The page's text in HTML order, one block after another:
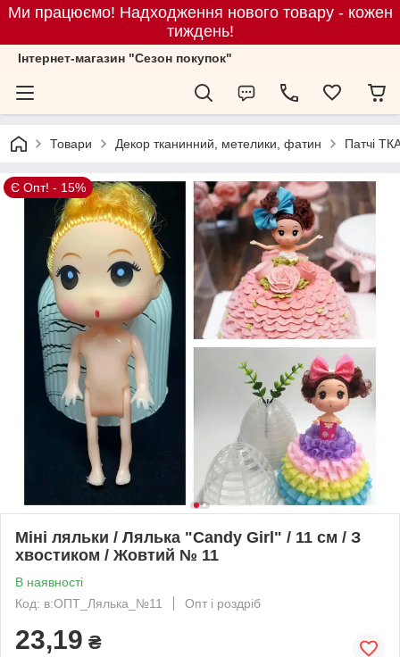
Ми працюємо! Надходження нового товару - кожен
тиждень!
Iнтернет-магазин "Сезон покупок"
Товари Декор тканинний, метелики, фатин Патчі
Є Опт! - 15%
Міні ляльки / Лялька "Candy Girl" / 11 см / З
хвостиком / Жовтий № 11
В наявності
Код: в:ОПТ_Лялька_№11
Опт і роздріб
23,19 ₴